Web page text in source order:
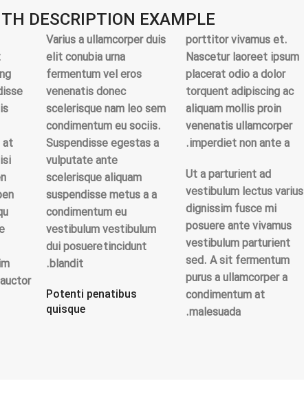
DESCRIPTION EXAMPLE
porttitor vivamus et.
Nascetur laoreet ipsum
placerat odio a dolor
torquent adipiscing ac
aliquam mollis proin
venenatis ullamcorper
imperdiet non ante a.
Ut a parturient ad
vestibulum lectus varius
dignissim fusce mi
posuere ante vivamus
vestibulum parturient
sed. A sit fermentum
purus a ullamcorper a
condimentum at
malesuada.
Varius a ullamcorper duis
elit conubia urna
fermentum vel eros
venenatis donec
scelerisque nam leo sem
condimentum eu sociis.
Suspendisse egestas a
vulputate ante
scelerisque aliquam
suspendisse metus a a
condimentum eu
vestibulum vestibulum
dui posuere tincidunt
blandit.
Potenti penatibus
quisque
at